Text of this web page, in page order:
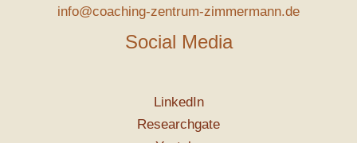
info@coaching-zentrum-zimmermann.de
Social Media
LinkedIn
Researchgate